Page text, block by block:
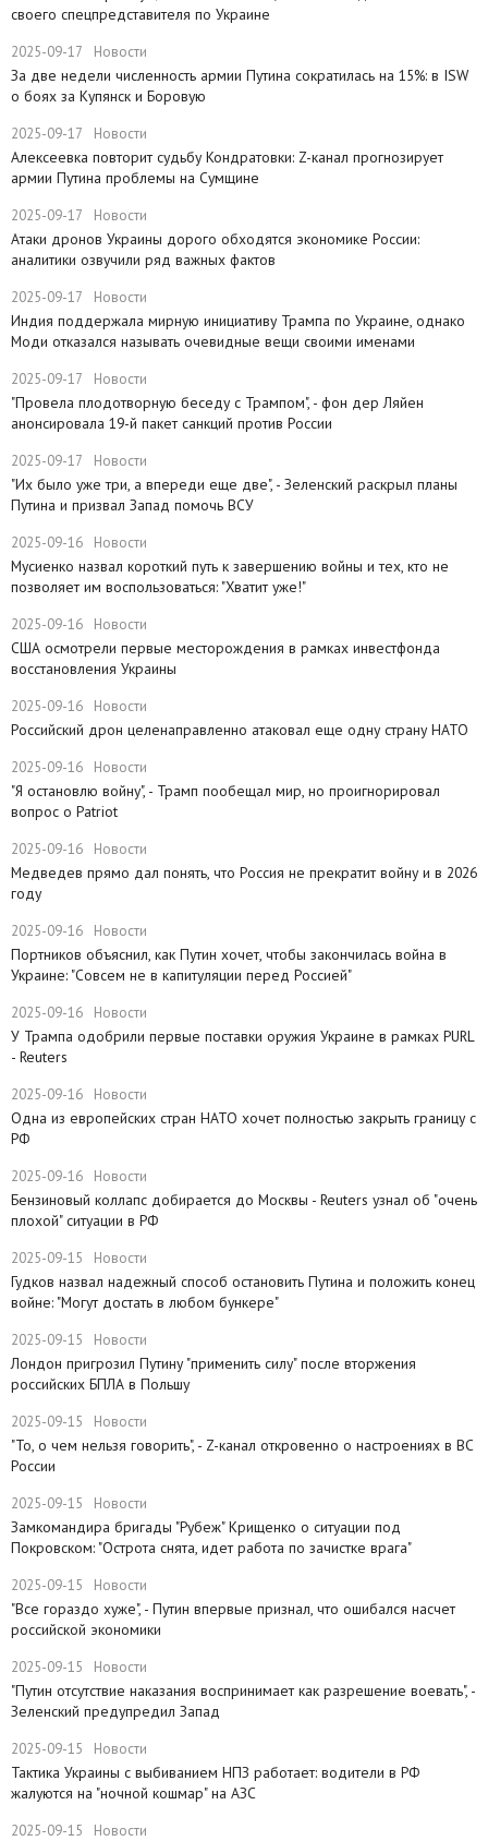
своего спецпредставителя по Украине
2025-09-17 Новости
​За две недели численность армии Путина сократилась на 15%: в ISW
о боях за Купянск и Боровую
2025-09-17 Новости
​Алексеевка повторит судьбу Кондратовки: Z-канал прогнозирует
армии Путина проблемы на Сумщине
2025-09-17 Новости
​Атаки дронов Украины дорого обходятся экономике России:
аналитики озвучили ряд важных фактов
2025-09-17 Новости
​Индия поддержала мирную инициативу Трампа по Украине, однако
Моди отказался называть очевидные вещи своими именами
2025-09-17 Новости
​"Провела плодотворную беседу с Трампом", - фон дер Ляйен
анонсировала 19-й пакет санкций против России
2025-09-17 Новости
​"Их было уже три, а впереди еще две", - Зеленский раскрыл планы
Путина и призвал Запад помочь ВСУ
2025-09-16 Новости
Мусиенко назвал короткий путь к завершению войны и тех, кто не
позволяет им воспользоваться: "Хватит уже!"
2025-09-16 Новости
США осмотрели первые месторождения в рамках инвестфонда
восстановления Украины
2025-09-16 Новости
Российский дрон целенаправленно атаковал еще одну страну НАТО
2025-09-16 Новости
​"Я остановлю войну", - Трамп пообещал мир, но проигнорировал
вопрос о Patriot
2025-09-16 Новости
Медведев прямо дал понять, что Россия не прекратит войну и в 2026
году
2025-09-16 Новости
Портников объяснил, как Путин хочет, чтобы закончилась война в
Украине: "Совсем не в капитуляции перед Россией"
2025-09-16 Новости
У Трампа одобрили первые поставки оружия Украине в рамках PURL
- Reuters
2025-09-16 Новости
Одна из европейских стран НАТО хочет полностью закрыть границу с
РФ
2025-09-16 Новости
​Бензиновый коллапс добирается до Москвы - Reuters узнал об "очень
плохой" ситуации в РФ
2025-09-15 Новости
Гудков назвал надежный способ остановить Путина и положить конец
войне: "Могут достать в любом бункере"
2025-09-15 Новости
Лондон пригрозил Путину "применить силу" после вторжения
российских БПЛА в Польшу
2025-09-15 Новости
"То, о чем нельзя говорить", - Z-канал откровенно о настроениях в ВС
России
2025-09-15 Новости
Замкомандира бригады "Рубеж" Крищенко​ о ситуации под
Покровском: "Острота снята, идет работа по зачистке врага"
2025-09-15 Новости
"Все гораздо хуже", - Путин впервые признал, что ошибался насчет
российской экономики
2025-09-15 Новости
​"Путин отсутствие наказания воспринимает как разрешение воевать", -
Зеленский предупредил Запад
2025-09-15 Новости
Тактика Украины с выбиванием НПЗ работает: водители в РФ
жалуются на "ночной кошмар" на АЗС
2025-09-15 Новости